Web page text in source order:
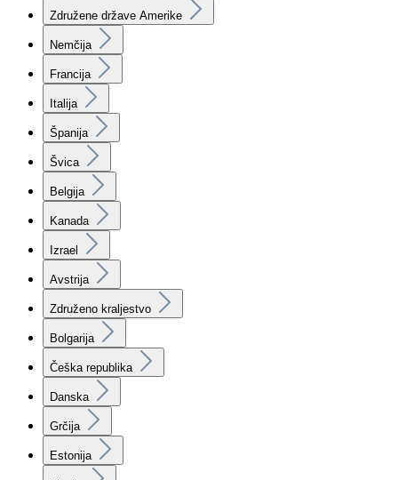
Združene države Amerike
Nemčija
Francija
Italija
Španija
Švica
Belgija
Kanada
Izrael
Avstrija
Združeno kraljestvo
Bolgarija
Češka republika
Danska
Grčija
Estonija